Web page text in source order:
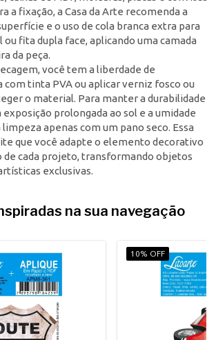
a fixação, a Casa da Arte recomenda a
e o uso de cola branca extra para
fita dupla face, aplicando uma camada
da peça.
você tem a liberdade de
com tinta PVA ou aplicar verniz fosco ou
o material. Para manter a durabilidade
prolongada ao sol e a umidade
apenas com um pano seco. Essa
que você adapte o elemento decorativo
de cada projeto, transformando objetos
exclusivas.
na sua navegação
10% OFF